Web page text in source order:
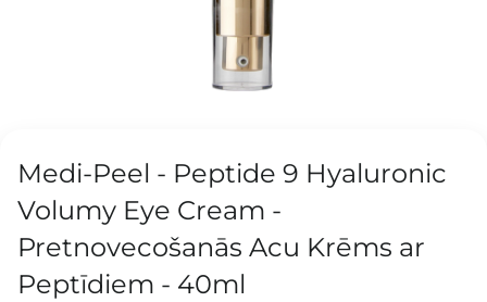
Medi-Peel - Peptide 9 Hyaluronic
Volumy Eye Cream -
Pretnovecošanās Acu Krēms ar
Peptīdiem - 40ml